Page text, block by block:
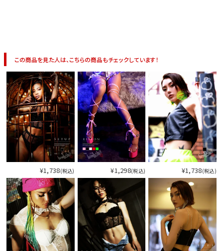
今活
この商品を見た人は、こちらの商品もチェックしています！
¥1,738(税込) ¥1,298(税込) ¥1,738(税込)